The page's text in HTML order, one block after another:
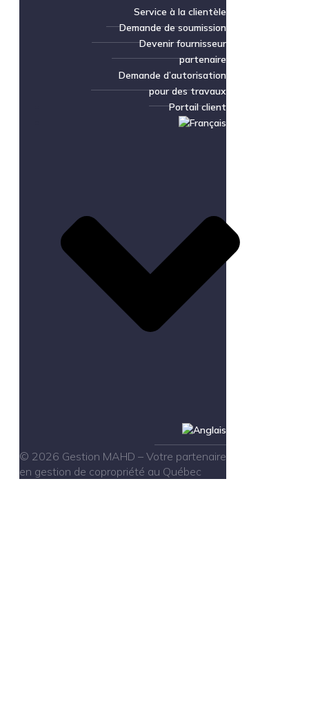
Service à la clientèle
Demande de soumission
Devenir fournisseur
partenaire
Demande d’autorisation
pour des travaux
Portail client
© 2026 Gestion MAHD – Votre partenaire
en gestion de copropriété au Québec